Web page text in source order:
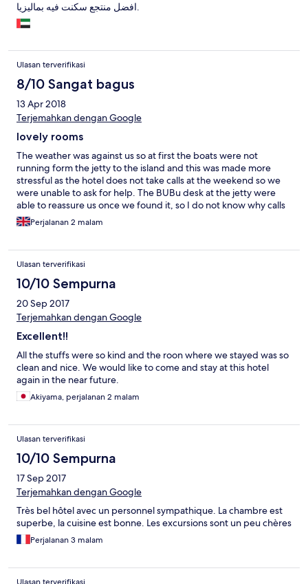
افضل منتجع سكنت فيه بماليزيا.
Ulasan terverifikasi
8/10 Sangat bagus
13 Apr 2018
Terjemahkan dengan Google
lovely rooms
The weather was against us so at first the boats were not
running form the jetty to the island and this was made more
stressful as the hotel does not take calls at the weekend so we
were unable to ask for help. The BUBu desk at the jetty were
able to reassure us once we found it, so I do not know why calls
would not be directed to them as they were obviously open
every day. The staff in the restaurant and bars were all very
great-particularly the free 5pm one! It would be helpful if some
information was given in the rooms like how to use the safe, air
con etc. as we were only given brief information on arrival.
Perjalanan 2 malam
Ulasan terverifikasi
10/10 Sempurna
20 Sep 2017
Terjemahkan dengan Google
Excellent!!
All the stuffs were so kind and the roon where we stayed was so
clean and nice. We would like to come and stay at this hotel
again in the near future.
Akiyama, perjalanan 2 malam
Ulasan terverifikasi
10/10 Sempurna
17 Sep 2017
Terjemahkan dengan Google
Très bel hôtel avec un personnel sympathique. La chambre est
superbe, la cuisine est bonne. Les excursions sont un peu chères
Perjalanan 3 malam